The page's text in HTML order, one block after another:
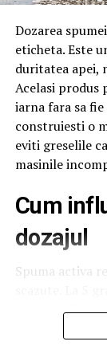
Despre a
Ovidiu Lipan
Aparitia in
si il bucura in
pentru Ovidiu
Ianna Novac,
colaborare.
In cadrul
Romanie!”,
lanseaza, in
cea mai
aproape doi ani.
emisiune
pentru mine.
Dozarea
eticheta. Este
duritatea apei,
Acelasi produs
iarna fara sa
construiesti o
eviti greselile
masinile
Cum
dozajul
Spuma activa
dubleaza fata
iarna nu